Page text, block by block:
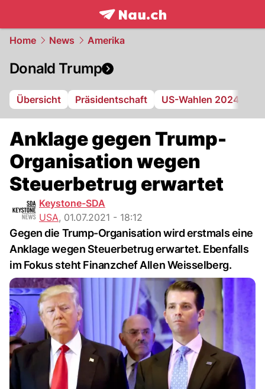
frontpage.NAU.ch
Home News Amerika
Donald Trump
Übersicht Präsidentschaft US-Wahlen 2024
Anklage gegen Trump-
Organisation wegen
Steuerbetrug erwartet
Keystone-SDA
USA, 01.07.2021 - 18:12
Gegen die Trump-Organisation wird erstmals eine
Anklage wegen Steuerbetrug erwartet. Ebenfalls
im Fokus steht Finanzchef Allen Weisselberg.